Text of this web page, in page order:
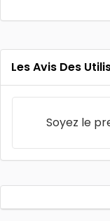
Les Avis Des
Soyez le